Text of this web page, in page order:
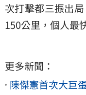
次打擊都三振出
150公里，個人最
更多新聞：
陳傑憲首次大巨